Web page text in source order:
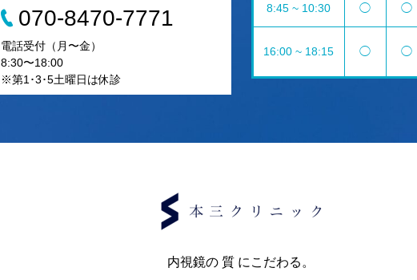
070-8470-7771
電話受付（月〜金）
8:30〜18:00
※第1･3･5土曜日は休診
8:45 ~ 10:30 ◯ ◯
16:00 ~ 18:15 ◯ ◯
内視鏡の 質 にこだわる。